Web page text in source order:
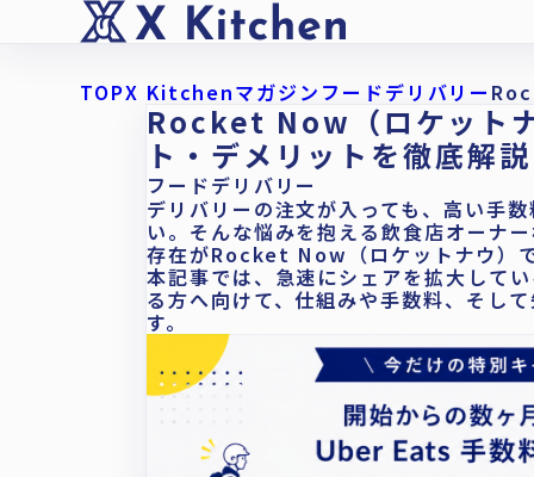
TOPX Kitchenマガジン フードデリバリー
Rocket Now（ロケット
ト・デメリットを徹底解説
フードデリバリー
デリバリーの注文が入っても、高い手
い。そんな悩みを抱える飲食店オーナ
存在がRocket Now（ロケットナウ）
本記事では、急速にシェアを拡大して
る方へ向けて、仕組みや手数料、そし
す。